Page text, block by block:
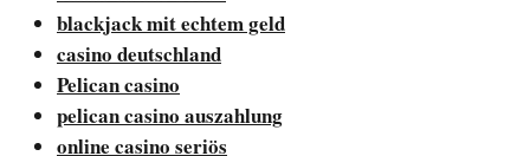
blackjack mit echtem geld
casino deutschland
Pelican casino
pelican casino auszahlung
online casino seriös